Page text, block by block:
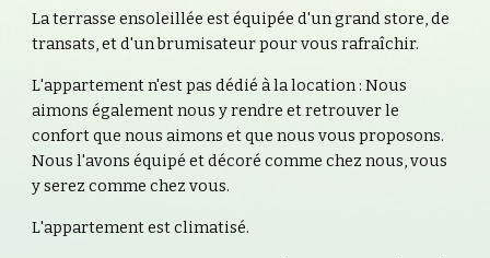
La terrasse ensoleillée est équipée d'un grand store, de
transats, et d'un brumisateur pour vous rafraîchir.
L'appartement n'est pas dédié à la location : Nous
aimons également nous y rendre et retrouver le
confort que nous aimons et que nous vous proposons.
Nous l'avons équipé et décoré comme chez nous, vous
y serez comme chez vous.
L'appartement est climatisé.